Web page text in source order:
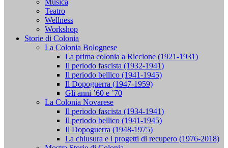
Musica
Teatro
Wellness
Workshop
Storie di Colonia
La Colonia Bolognese
La prima colonia a Riccione (1921-1931)
Il periodo fascista (1932-1941)
Il periodo bellico (1941-1945)
Il Dopoguerra (1947-1959)
Gli anni ’60 e ’70
La Colonia Novarese
Il periodo fascista (1934-1941)
Il periodo bellico (1941-1945)
Il Dopoguerra (1948-1975)
La chiusura e i progetti di recupero (1976-2018)